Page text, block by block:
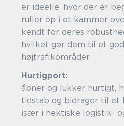
er ideelle, hvor der er
ruller op i et kammer
kendt for deres
hvilket gør dem til et
højtrafikområder.
åbner og lukker hurtigt,
tidstab og bidrager til et
især i hektiske logistik-